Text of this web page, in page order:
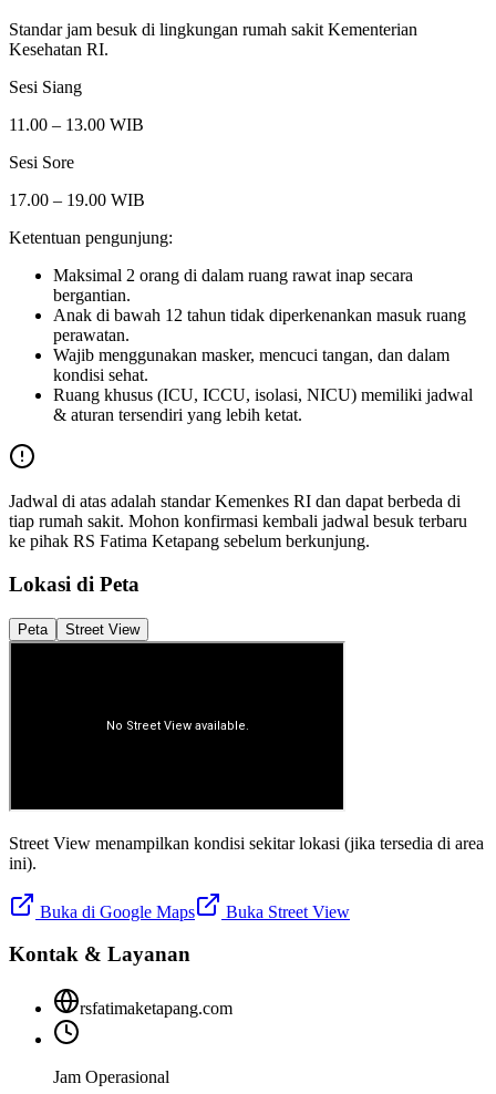
Standar jam besuk di lingkungan rumah sakit Kementerian
Kesehatan RI.
Sesi Siang
11.00 – 13.00 WIB
Sesi Sore
17.00 – 19.00 WIB
Ketentuan pengunjung:
Maksimal 2 orang di dalam ruang rawat inap secara
bergantian.
Anak di bawah 12 tahun tidak diperkenankan masuk ruang
perawatan.
Wajib menggunakan masker, mencuci tangan, dan dalam
kondisi sehat.
Ruang khusus (ICU, ICCU, isolasi, NICU) memiliki jadwal
& aturan tersendiri yang lebih ketat.
Jadwal di atas adalah standar Kemenkes RI dan dapat berbeda di
tiap rumah sakit. Mohon konfirmasi kembali jadwal besuk terbaru
ke pihak RS Fatima Ketapang sebelum berkunjung.
Lokasi di Peta
Peta Street View
Street View menampilkan kondisi sekitar lokasi (jika tersedia di area
ini).
Buka di Google Maps Buka Street View
Kontak & Layanan
rsfatimaketapang.com
Jam Operasional